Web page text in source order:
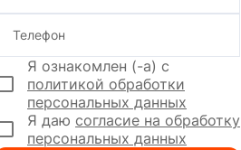
Телефон
Я ознакомлен (-а) с
политикой обработки
персональных данных
Я даю согласие на обработку
персональных данных